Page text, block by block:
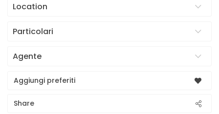
Location
Particolari
Agente
Aggiungi preferiti
Share